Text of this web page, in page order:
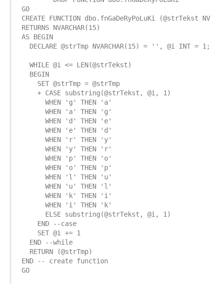
GO
CREATE FUNCTION dbo.fnGaDeRyPoLuKi (@strTekst
RETURNS NVARCHAR(15)
AS BEGIN
  DECLARE @strTmp NVARCHAR(15) = '', @i INT = 1;
  WHILE @i <= LEN(@strTekst)
  BEGIN
    SET @strTmp = @strTmp
    + CASE substring(@strTekst, @i, 1)
      WHEN 'g' THEN 'a'
      WHEN 'a' THEN 'g'
      WHEN 'd' THEN 'e'
      WHEN 'e' THEN 'd'
      WHEN 'r' THEN 'y'
      WHEN 'y' THEN 'r'
      WHEN 'p' THEN 'o'
      WHEN 'o' THEN 'p'
      WHEN 'l' THEN 'u'
      WHEN 'u' THEN 'l'
      WHEN 'k' THEN 'i'
      WHEN 'i' THEN 'k'
      ELSE substring(@strTekst, @i, 1)
    END --case
    SET @i += 1
  END --while
  RETURN (@strTmp)
END -- create function
GO